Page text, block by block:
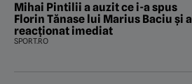
Mihai Pintilii a auzit ce i-a spus
Florin Tănase lui Marius Baciu și a
reacționat imediat
SPORT.RO